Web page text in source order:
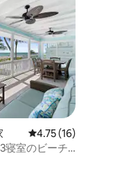
価 レビュー16件、5つ
4.75 (16)
寝室のビーチ